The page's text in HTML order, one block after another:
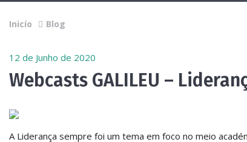
Inicío Blog
12 de Junho de 2020
Webcasts GALILEU –
A Liderança sempre foi um tema em foco no meio